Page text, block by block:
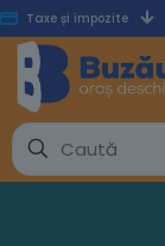
Taxe și impozite